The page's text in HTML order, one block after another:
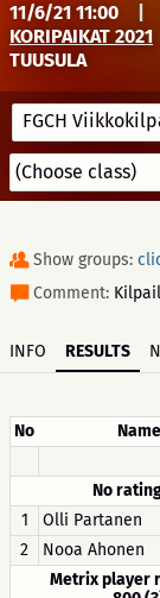
11/6/21 11:00
KORIPAIKAT 2021
TUUSULA
FGCH
Show groups:
Comment:
INFO RESULTS
No Name
No
1
Olli Partanen
2
Nooa Ahonen
Metrix player